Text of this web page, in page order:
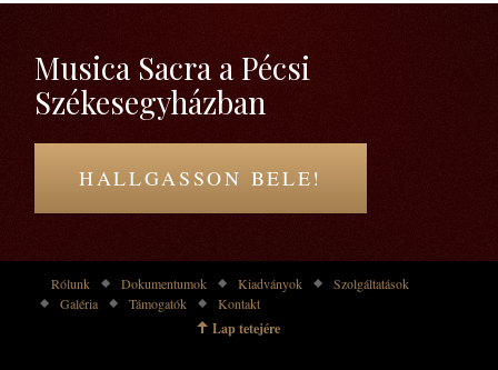
Musica Sacra a Pécsi
Székesegyházban
HALLGASSON BELE!
Rólunk Dokumentumok Kiadványok
Szolgáltatások
Galéria
Támogatók Kontakt
Lap tetejére